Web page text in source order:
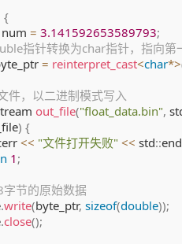
{
= 3.141592653589793;
指针转换为char指针，指向第
= reinterpret_cast<char*>
件，以二进制模式写入
out_file("float_data.bin",
) {
<< "文件打开失败" << std::
1 ;
节的原始数据
.write(byte_ptr, sizeof(double));
.close();